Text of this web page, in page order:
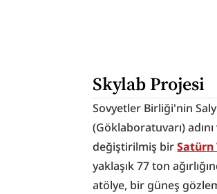
Skylab Projesi
Sovyetler Birliği'nin
(Göklaboratuvarı)
değiştirilmiş bir Satürn
yaklaşık 77 ton
atölye, bir güneş